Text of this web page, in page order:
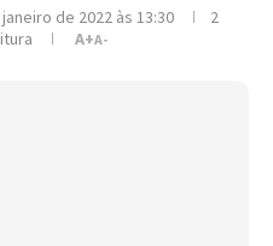
de 2022 às 13:30
2
A+A-